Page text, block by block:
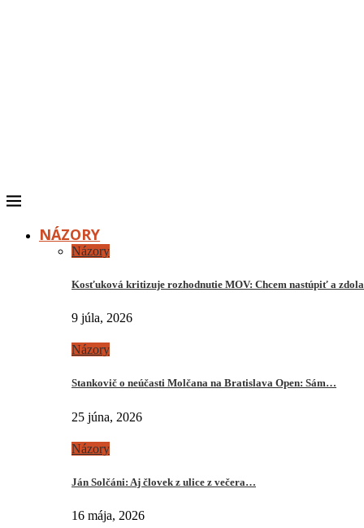
NÁZORY
Názory
Kosťuková kritizuje rozhodnutie MOV: Chcem nastúpiť a
9 júla, 2026
Názory
Stankovič o neúčasti Molčana na Bratislava Open: Sám…
25 júna, 2026
Názory
Ján Solčáni: Aj človek z ulice z večera…
16 mája, 2026